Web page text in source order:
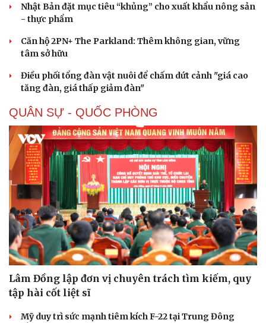
Nhật Bản đặt mục tiêu “khủng” cho xuất khẩu nông sản
- thực phẩm
Căn hộ 2PN+ The Parkland: Thêm không gian, vững
tâm sở hữu
Điều phối tổng đàn vật nuôi để chấm dứt cảnh "giá cao
tăng đàn, giá thấp giảm đàn"
QUÂN SỰ - QUỐC PHÒNG
Lâm Đồng lập đơn vị chuyên trách tìm kiếm, quy
tập hài cốt liệt sĩ
Mỹ duy trì sức mạnh tiêm kích F-22 tại Trung Đông